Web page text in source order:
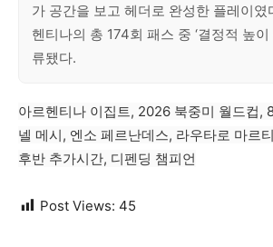
가 공간을 보고 헤더로 완성한 플레이였
헨티나의 총 174회 패스 중 ‘결정적 높이
류됐다.
아르헨티나 이집트, 2026 북중미 월드컵,
넬 메시, 엔소 페르난데스, 라우타로 마르
후반 추가시간, 디펜딩 챔피언
Post Views: 45